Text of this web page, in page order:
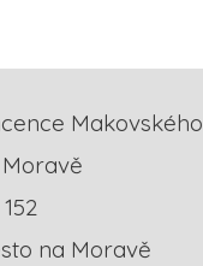
Makovského
na Moravě